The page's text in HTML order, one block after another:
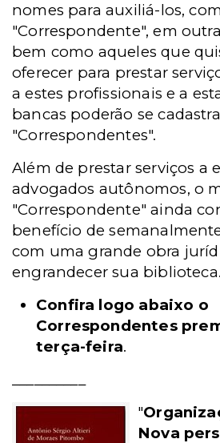
nomes para auxiliá-los,
"Correspondente", em
bem como aqueles que
oferecer para prestar
a estes profissionais e a
bancas poderão se
"Correspondentes".
Além de prestar serviços a
advogados autônomos, o
"Correspondente" ainda
benefício de
com uma grande obra
engrandecer sua biblioteca.
Confira logo abaixo o
Correspondentes
terça-feira.
"
Nova